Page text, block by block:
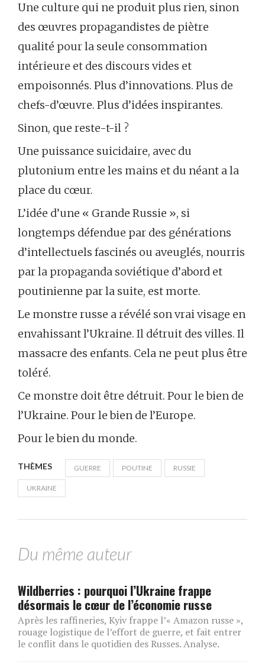
Une culture qui ne produit plus rien, sinon
des œuvres propagandistes de piètre
qualité pour la seule consommation
intérieure et des discours vides et
empoisonnés. Plus d’innovations. Plus de
chefs-d’œuvre. Plus d’idées inspirantes.
Sinon, que reste-t-il ?
Une puissance suicidaire, avec du
plutonium entre les mains et du néant a la
place du cœur.
L’idée d’une « Grande Russie », si
longtemps défendue par des générations
d’intellectuels fascinés ou aveuglés, nourris
par la propaganda soviétique d’abord et
poutinienne par la suite, est morte.
Le monstre russe a révélé son vrai visage en
envahissant l’Ukraine. Il détruit des villes. Il
massacre des enfants. Cela ne peut plus être
toléré.
Ce monstre doit être détruit. Pour le bien de
l’Ukraine. Pour le bien de l’Europe.
Pour le bien du monde.
THÈMES GUERRE POUTINE RUSSIE
UKRAINE
Du même auteur
Wildberries : pourquoi l’Ukraine frappe
désormais le cœur de l’économie russe
Après les raffineries, Kyiv frappe l’« Amazon russe »,
rouage logistique de l’effort de guerre, et fait entrer
le conflit dans le quotidien des Russes. Analyse.